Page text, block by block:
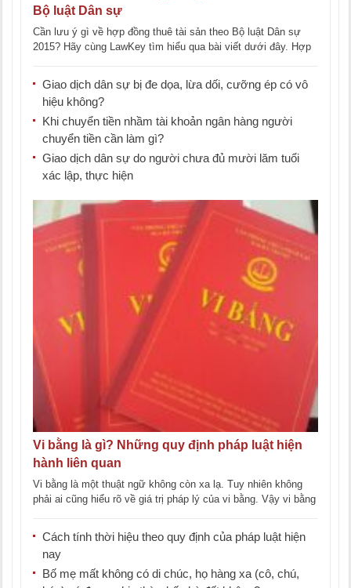
Bộ luật Dân sự
Cần lưu ý gì về hợp đồng thuê tài sản theo Bộ luật Dân sự
2015? Hãy cùng LawKey tìm hiểu qua bài viết dưới đây. Hợp
Giao dịch dân sự bị đe dọa, lừa dối, cưỡng ép có vô
hiệu không?
Khi chuyển tiền nhầm tài khoản ngân hàng người
chuyển tiền cần làm gì?
Giao dịch dân sự do người chưa đủ mười lăm tuổi
xác lập, thực hiện
Vi bằng là gì? Những quy định pháp luật hiện
hành liên quan
Vi bằng là một thuật ngữ không còn xa lạ. Tuy nhiên không
phải ai cũng hiểu rõ về giá trị pháp lý của vi bằng. Vậy vi bằng
Cách tính thời hiệu theo quy định của pháp luật hiện
nay
Bố mẹ mất không có di chúc, họ hàng xa (cô, chú,